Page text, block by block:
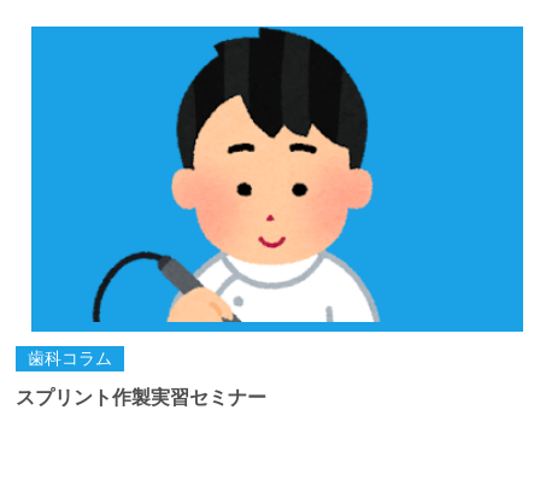
歯科コラム
スプリント作製実習セミナー